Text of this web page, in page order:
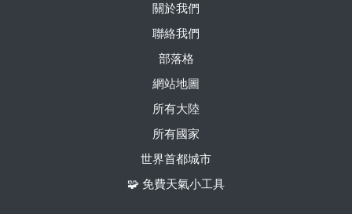
關於我們
聯絡我們
部落格
網站地圖
所有大陸
所有國家
世界首都城市
🧩 免費天氣小工具